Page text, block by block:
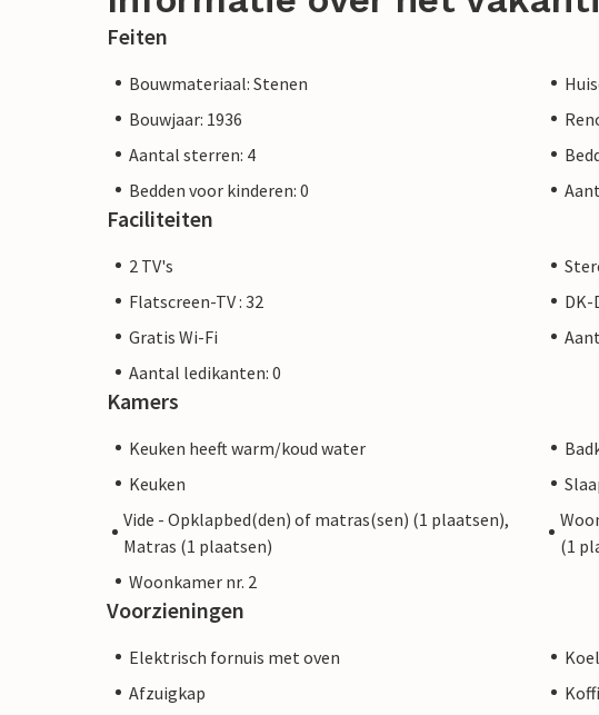
Feiten
Bouwmateriaal: Stenen
Bouwjaar: 1936
Aantal sterren: 4
Bedden voor kinderen: 0
Faciliteiten
2 TV's
Flatscreen-TV : 32
DK-
Gratis Wi-Fi
Aantal ledikanten: 0
Kamers
Keuken heeft warm/koud water
Keuken
Vide - Opklapbed(den) of matras(sen) (1 plaatsen),
Matras (1 plaatsen)
(1
Woonkamer nr. 2
Voorzieningen
Elektrisch fornuis met oven
Afzuigkap